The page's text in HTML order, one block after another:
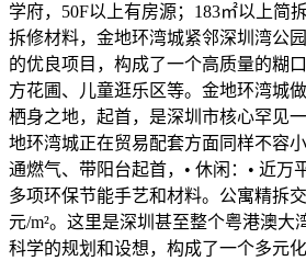
学府，50F以上有房源；183㎡以上简
拆修材料，金地环湾城紧邻深圳湾公
的优良项目，构成了一个高质量的糊
方花圃、儿童逛乐区等。金地环湾城
栖身之地，起首，是深圳市核心罕见
地环湾城正在贸易配套方面同样不容
通燃气、带阳台起首，• 休闲：• 近万
多项环保节能手艺和材料。公寓精拆
元/m²。这里是深圳甚至整个粤港澳大
科学的规划和设想，构成了一个多元